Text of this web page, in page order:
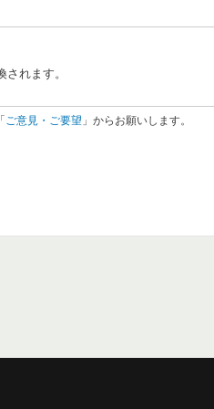
れます。
ご意見・ご要望 」からお願いします。